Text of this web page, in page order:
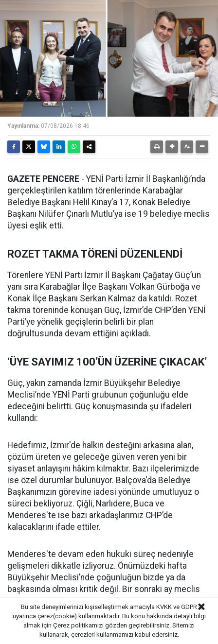
Yayınlanma: 07/08/2026 18:46
GAZETE PENCERE - YENİ Parti İzmir İl Başkanlığı’nda
gerçekleştirilen katılım törenlerinde Karabağlar
Belediye Başkanı Helil Kınay’a 17, Konak Belediye
Başkanı Nilüfer Çınarlı Mutlu’ya ise 19 belediye meclis
üyesi eşlik etti.
ROZET TAKMA TÖRENİ DÜZENLENDİ
Törenlere YENİ Parti İzmir İl Başkanı Çağatay Güç’ün
yanı sıra Karabağlar İlçe Başkanı Volkan Gürboğa ve
Konak İlçe Başkanı Serkan Kalmaz da katıldı. Rozet
takma töreninde konuşan Güç, İzmir’de CHP’den YENİ
Parti’ye yönelik geçişlerin belirli bir plan
doğrultusunda devam ettiğini açıkladı.
‘ÜYE SAYIMIZ 100’ÜN ÜZERİNE ÇIKACAK’
Güç, yakın zamanda İzmir Büyükşehir Belediye
Meclisi’nde YENİ Parti grubunun çoğunluğu elde
edeceğini belirtti. Güç konuşmasında şu ifadeleri
kullandı:
Hedefimiz, İzmir'de halkın desteğini arkasına alan,
çözüm üreten ve geleceğe güven veren yeni bir
siyaset anlayışını hâkim kılmaktır. Bazı ilçelerimizde
ise özel durumlar bulunuyor. Balçova'da Belediye
Başkanımızın görevine iadesi yönünde umutluyuz o
süreci bekliyoruz. Çiğli, Narlıdere, Buca ve
Menderes'te ise bazı arkadaşlarımız CHP’de
kalacaklarını ifade ettiler.
Menderes'te devam eden hukuki süreç nedeniyle
gelişmeleri dikkatle izliyoruz. Önümüzdeki hafta
Büyükşehir Meclisi’nde çoğunluğun bizde ya da
başkasında olması kritik değil. Bir sonraki ay meclis
üyesi sayımız 100'ün üzerine çıkacak. Şu an komisyon
çalışmaları sürdüğü için teknik bir süreç yürütüyoruz.
Açıklama yapan 1-2 kişi dışında, o anlayışla CHP’de
devam edecek kimse kalmadı”.
Bu site deneyimlerinizi kişiselleştirmek amacıyla KVKK ve GDPR
uyarınca çerez(cookie) kullanmaktadır. Bu konu hakkında detaylı bilgi
almak için Çerez politikamızı gözden geçirebilirsiniz. Sitemizi
kullanarak, çerezleri kullanmamızı kabul edersiniz.